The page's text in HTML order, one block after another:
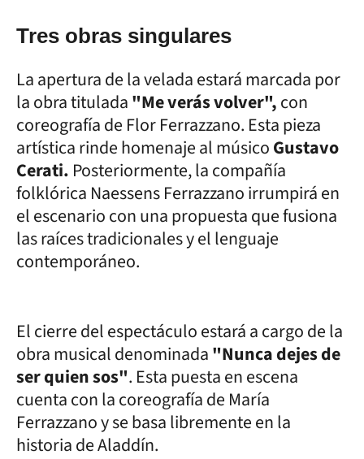
Tres obras singulares
La apertura de la velada estará marcada por
la obra titulada"Me verás volver",con
coreografía de Flor Ferrazzano. Esta pieza
artística rinde homenaje al músicoGustavo
Cerati. Posteriormente, la compañía
folklórica Naessens Ferrazzano irrumpirá en
el escenario con una propuesta que fusiona
las raíces tradicionales y el lenguaje
contemporáneo.
El cierre del espectáculo estará a cargo de la
obra musical denominada"Nunca dejes de
ser quien sos". Esta puesta en escena
cuenta con la coreografía de María
Ferrazzano y se basa libremente en la
historia de Aladdín.